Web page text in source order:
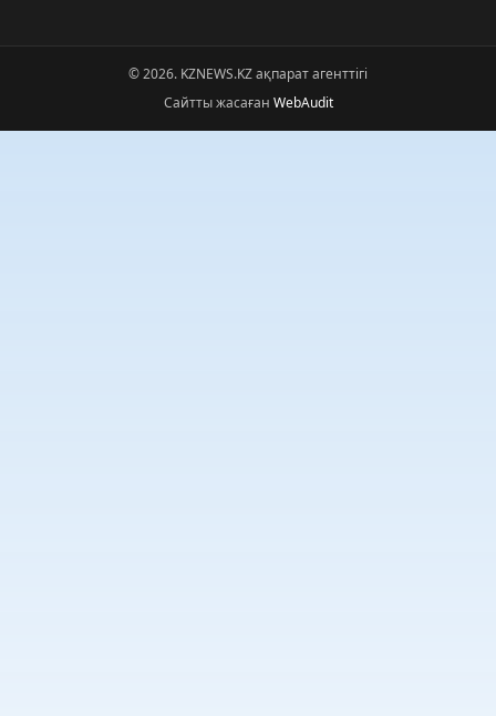
© 2026. KZNEWS.KZ ақпарат агенттігі
Сайтты жасаған WebAudit